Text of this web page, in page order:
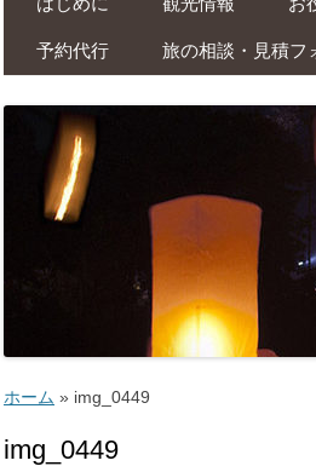
生 ‐
予約代行
ラーマーヤナ舞踊ショー・ワ
ヤンクリ・イベント・マラソ
ン
スパ・マッサージ
旅の相談・見積フ
ホーム » img_0449
img_0449